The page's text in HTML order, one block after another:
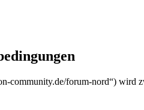
forum-nord“) wird